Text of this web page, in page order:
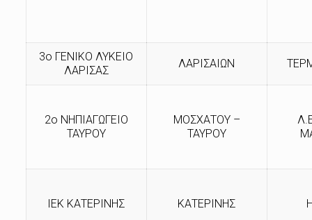
3ο ΓΕΝΙΚΟ ΛΥΚΕΙΟ
ΛΑΡΙΣΑΣ
ΛΑΡΙΣΑΙΩΝ
2ο ΝΗΠΙΑΓΩΓΕΙΟ
ΤΑΥΡΟΥ
ΜΟΣΧΑΤΟΥ –
ΤΑΥΡΟΥ
ΙΕΚ ΚΑΤΕΡΙΝΗΣ ΚΑΤΕΡΙΝΗΣ